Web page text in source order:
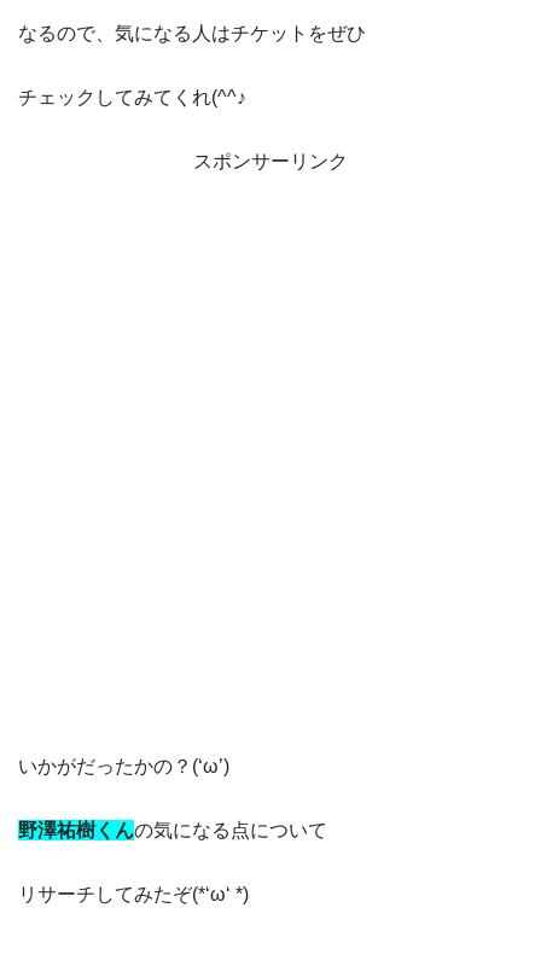
なるので、気になる人はチケットをぜひ
チェックしてみてくれ(^^♪
スポンサーリンク
いかがだったかの？(‘ω’)
野澤祐樹くんの気になる点について
リサーチしてみたぞ(*‘ω‘ *)